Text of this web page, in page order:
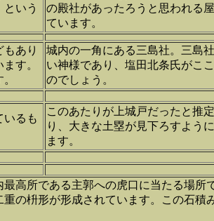
いう
の殿社があったろうと思われる
ています。
あり
す。
城内の一角にある三島社。三島
い神様であり、塩田北条氏がこ
のでしょう。
いるも
このあたりが上城戸だったと推
り、大きな土塁が見下ろすよう
ます。
最高所である主郭への虎口に当たる場所
の枡形が形成されています。この石積